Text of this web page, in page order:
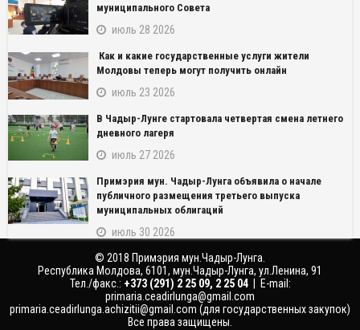
муниципального Совета
июль 28 2026
Как и какие государственные услуги жители
Молдовы теперь могут получить онлайн
июль 23 2026
В Чадыр-Лунге стартовала четвертая смена летнего
дневного лагеря
июль 27 2026
Примэрия мун. Чадыр-Лунга объявила о начале
публичного размещения третьего выпуска
муниципальных облигаций
июль 30 2026
© 2018 Примэрия мун.Чадыр-Лунга.
Республика Молдова, 6101, мун.Чадыр-Лунга, ул.Ленина, 91
Тел./факс.: ‎+373 (291) 2 25 09, 2 25 04| E-mail:
primaria.ceadirlunga@gmail.com
primaria.ceadirlunga.achizitii@gmail.com (для государственных закупок)
Все права защищены.
NAME_SOCIAL_TWITTER
NAME_SOCIAL_PINTEREST